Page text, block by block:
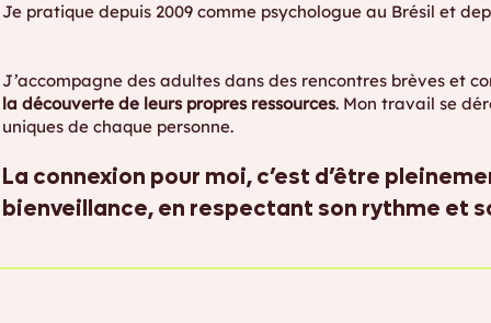
Je pratique depuis 2009 comme psychologue au Brésil et
J’accompagne des adultes dans des rencontres brèves et
la découverte de leurs propres ressources. Mon travail se
uniques de chaque personne.
La connexion pour moi, c’est d’être
bienveillance, en respectant son rythme et